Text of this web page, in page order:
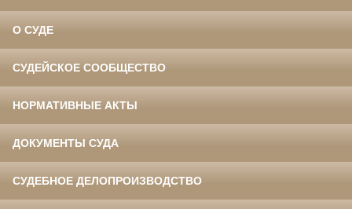
О СУДЕ
СУДЕЙСКОЕ СООБЩЕСТВО
НОРМАТИВНЫЕ АКТЫ
ДОКУМЕНТЫ СУДА
СУДЕБНОЕ ДЕЛОПРОИЗВОДСТВО